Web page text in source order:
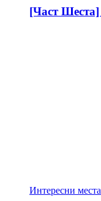
[Част Шеста]
Интересни места